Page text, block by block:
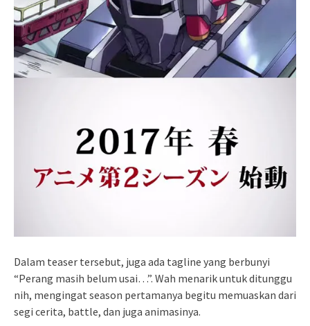
Dalam teaser tersebut, juga ada tagline yang berbunyi
“Perang masih belum usai…”. Wah menarik untuk ditunggu
nih, mengingat season pertamanya begitu memuaskan dari
segi cerita, battle, dan juga animasinya.